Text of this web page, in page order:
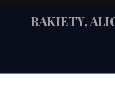
RAKIETY,